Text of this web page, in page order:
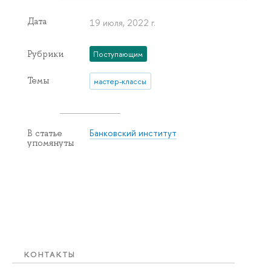
КОНТАКТЫ
Дата 19 июля, 2022 г.
Рубрики Поступающим
Темы мастер-классы
В статье
упомянуты
Банковский институт